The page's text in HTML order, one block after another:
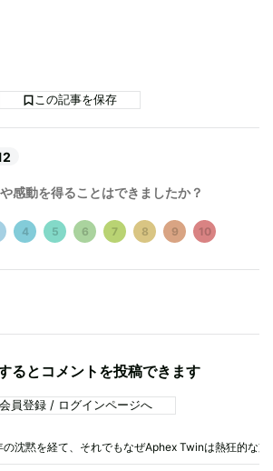
この記事を保存
感動を得ることはできましたか？
4 5 6 7 8 9 10
るとコメントを投稿できます
会員登録 / ログインページへ
の沈黙を経て、それでもなぜAphex Twinは熱狂的な